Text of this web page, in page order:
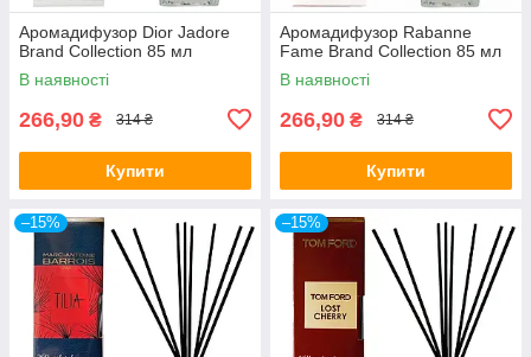
Аромадифузор Dior Jadore
Brand Collection 85 мл
В наявності
266,90 ₴ 314 ₴
Купити
Аромадифузор Rabanne
Fame Brand Collection 85 мл
В наявності
266,90 ₴ 314 ₴
Купити
–15% –15%